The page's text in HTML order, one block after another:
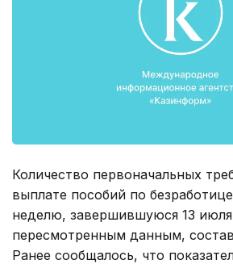
Количество первоначальных
выплате пособий по
неделю, завершившуюся 13 июля
пересмотренным данным,
Ранее сообщалось, что